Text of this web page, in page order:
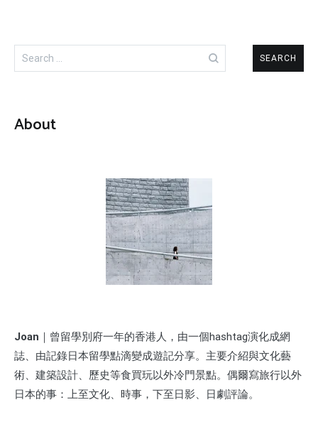
Search
for:
About
Joan ｜曾留學別府一年的香港人，由一個hashtag演化成網
誌、由記錄日本留學點滴變成遊記分享。主要介紹與文化藝
術、建築設計、歷史等食買玩以外冷門景點。偶爾寫旅行以外
日本的事：上至文化、時事，下至日影、日劇評論。